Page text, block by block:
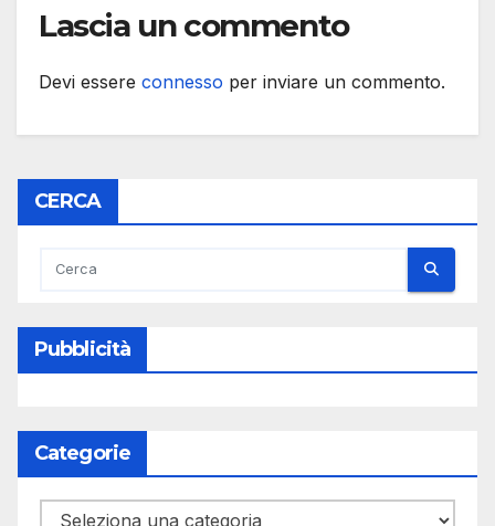
Lascia un commento
Devi essere connesso per inviare un commento.
CERCA
Pubblicità
Categorie
Categorie